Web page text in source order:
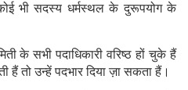
भी सदस्य धर्मस्थल के दुरूपयोग के
के सभी पदाधिकारी वरिष्ठ हों चुके हैं
हैं तो उन्हें पदभार दिया ज़ा सकता हैं।